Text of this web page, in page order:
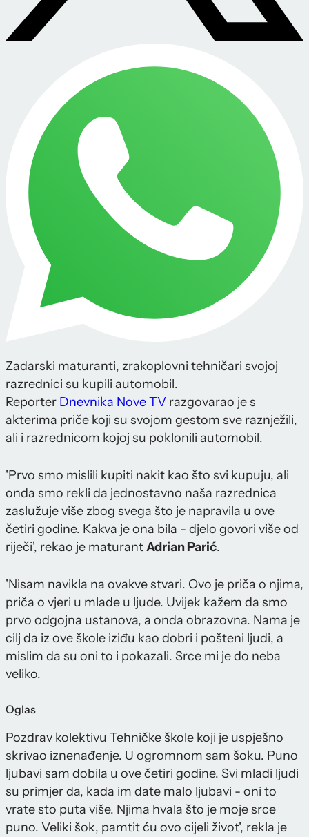
Zadarski maturanti, zrakoplovni tehničari svojoj
razrednici su kupili automobil.
Reporter Dnevnika Nove TV razgovarao je s
akterima priče koji su svojom gestom sve raznježili,
ali i razrednicom kojoj su poklonili automobil.
'Prvo smo mislili kupiti nakit kao što svi kupuju, ali
onda smo rekli da jednostavno naša razrednica
zaslužuje više zbog svega što je napravila u ove
četiri godine. Kakva je ona bila - djelo govori više od
riječi', rekao je maturantAdrian Parić.
'Nisam navikla na ovakve stvari. Ovo je priča o njima,
priča o vjeri u mlade u ljude. Uvijek kažem da smo
prvo odgojna ustanova, a onda obrazovna. Nama je
cilj da iz ove škole iziđu kao dobri i pošteni ljudi, a
mislim da su oni to i pokazali. Srce mi je do neba
veliko.
Oglas
Pozdrav kolektivu Tehničke škole koji je uspješno
skrivao iznenađenje. U ogromnom sam šoku. Puno
ljubavi sam dobila u ove četiri godine. Svi mladi ljudi
su primjer da, kada im date malo ljubavi - oni to
vrate sto puta više. Njima hvala što je moje srce
puno. Veliki šok, pamtit ću ovo cijeli život', rekla je